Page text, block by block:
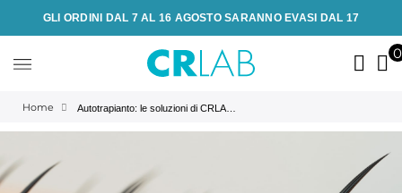
GLI ORDINI DAL 7 AL 16 AGOSTO SARANNO EVASI DAL 17
Home